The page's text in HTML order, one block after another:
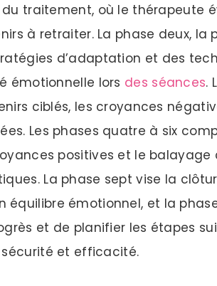
traitement, où le thérapeute
à retraiter. La phase deux, la
d’adaptation et des
émotionnelle lors des séances.
ciblés, les croyances
Les phases quatre à six
positives et le balayage
La phase sept vise la
équilibre émotionnel, et la
et de planifier les étapes
et efficacité.